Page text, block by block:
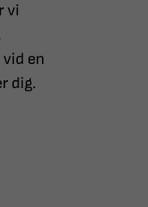
vi
en
dig.